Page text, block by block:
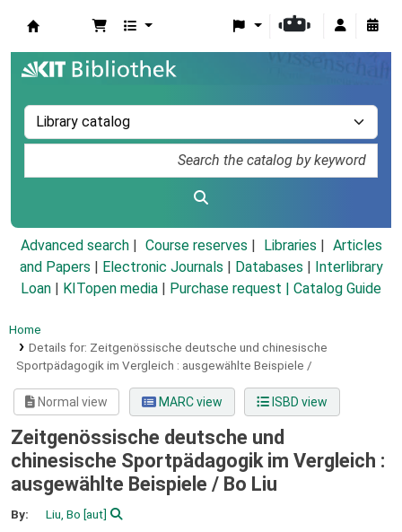
Advanced search Course reserves Libraries
Articles
and Papers
Electronic Journals Databases
Interlibrary
Loan
KITopen media Purchase request | Catalog Guide
Home
Details for: Zeitgenössische deutsche und chinesische
Sportpädagogik im Vergleich : ausgewählte Beispiele /
Normal view MARC view ISBD view
Zeitgenössische deutsche und
chinesische Sportpädagogik im Vergleich :
ausgewählte Beispiele / Bo Liu
By: Liu, Bo [aut]